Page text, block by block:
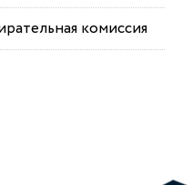
комиссия